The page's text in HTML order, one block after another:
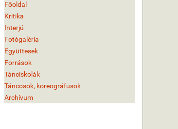
Főoldal
Kritika
Interjú
Fotógaléria
Együttesek
Források
Tánciskolák
Táncosok, koreográfusok
Archívum